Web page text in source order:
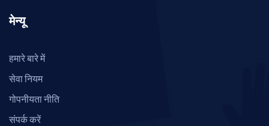
मेन्यू
हमारे बारे में
सेवा नियम
गोपनीयता नीति
संपर्क करें